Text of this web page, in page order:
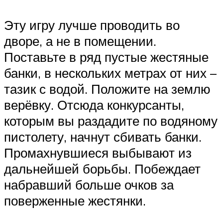
Эту игру лучше проводить во
дворе, а не в помещении.
Поставьте в ряд пустые жестяные
банки, в нескольких метрах от них –
тазик с водой. Положите на землю
верёвку. Отсюда конкурсанты,
которым вы раздадите по водяному
пистолету, начнут сбивать банки.
Промахнувшиеся выбывают из
дальнейшей борьбы. Побеждает
набравший больше очков за
поверженные жестянки.